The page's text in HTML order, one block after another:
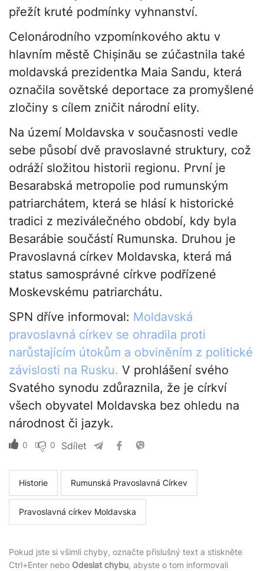
přežít kruté podmínky vyhnanství.
Celonárodního vzpomínkového aktu v
hlavním městě Chișinău se zúčastnila také
moldavská prezidentka Maia Sandu, která
označila sovětské deportace za promyšlené
zločiny s cílem zničit národní elity.
Na území Moldavska v současnosti vedle
sebe působí dvě pravoslavné struktury, což
odráží složitou historii regionu. První je
Besarabská metropolie pod rumunským
patriarchátem, která se hlásí k historické
tradici z meziválečného období, kdy byla
Besarábie součástí Rumunska. Druhou je
Pravoslavná církev Moldavska, která má
status samosprávné církve podřízené
Moskevskému patriarchátu.
SPN dříve informoval: Moldavská
pravoslavná církev se ohradila proti
narůstajícím útokům a obviněním z politické
závislosti na Rusku. V prohlášení svého
Svatého synodu zdůraznila, že je církví
všech obyvatel Moldavska bez ohledu na
národnost či jazyk.
0 0 Sdílet
Historie Rumunská Pravoslavná Církev
Pravoslavná církev Moldavska
Pokud jste si všimli chyby, označte příslušný text a stiskněte
Ctrl+Enter nebo Odeslat chybu, abyste o tom informovali